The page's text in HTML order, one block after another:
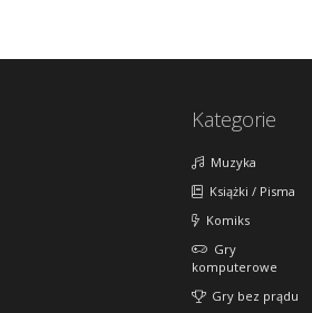
Kategorie
Muzyka
Książki / Pisma
Komiks
Gry
komputerowe
Gry bez prądu